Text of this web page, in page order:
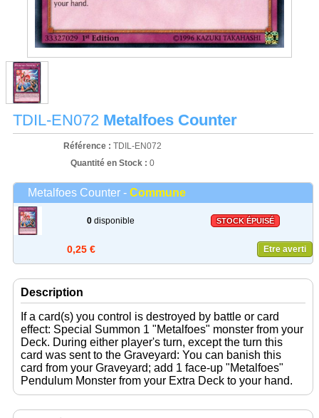
TDIL-EN072 Metalfoes Counter
Référence : TDIL-EN072
Quantité en Stock : 0
Metalfoes Counter - Commune
0 disponible STOCK ÉPUISÉ
0,25 € Etre averti
Description
If a card(s) you control is destroyed by battle or card
effect: Special Summon 1 "Metalfoes" monster from your
Deck. During either player's turn, except the turn this
card was sent to the Graveyard: You can banish this
card from your Graveyard; add 1 face-up "Metalfoes"
Pendulum Monster from your Extra Deck to your hand.